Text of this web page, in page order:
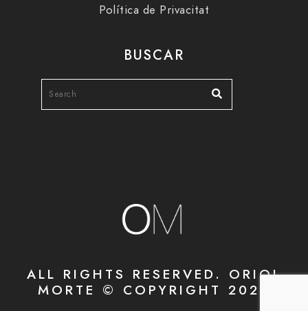
Política de Privacitat
BUSCAR
ALL RIGHTS RESERVED. ORIOL
MORTE © COPYRIGHT 2020